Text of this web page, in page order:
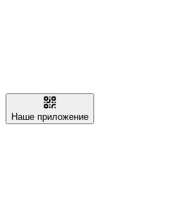
Наше приложение